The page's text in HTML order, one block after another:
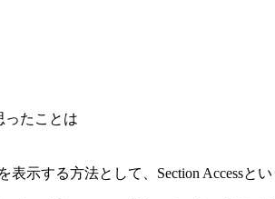
ったことは
示する方法として、Section Accessと